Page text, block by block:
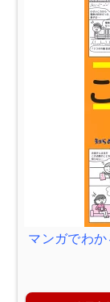
マンガでわ